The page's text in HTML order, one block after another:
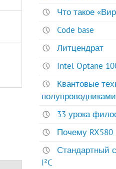
Что такое
Code base
Литцендрат
Intel Optane
Квантовые
полупроводниками
33 урока
Почему RX580
Стандартный
I²C